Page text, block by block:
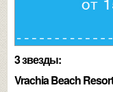
3 звезды:
Vrachia Beach Resort